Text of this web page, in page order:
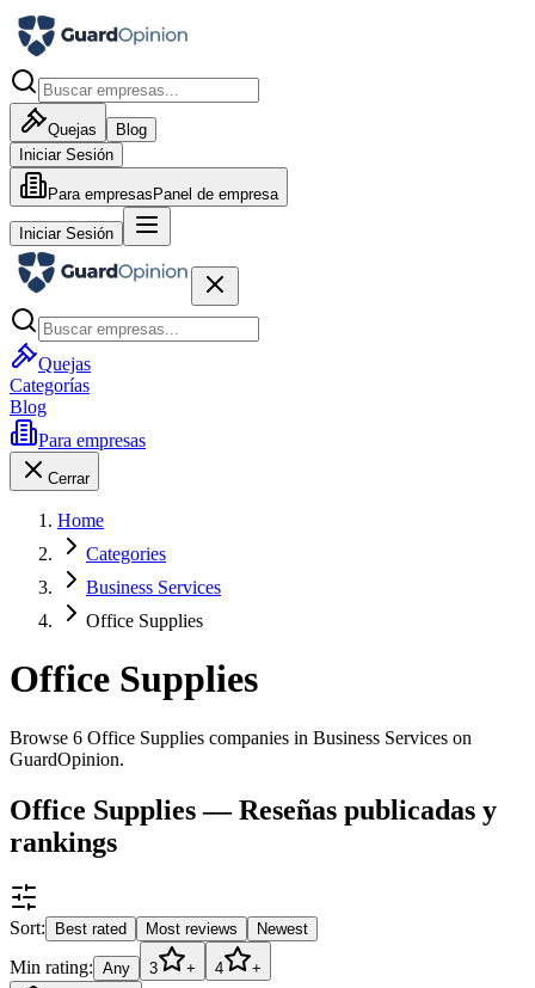
Quejas
Blog
Iniciar Sesión
Para empresas Panel de empresa
Iniciar Sesión
Quejas
Categorías
Blog
Para empresas
Cerrar
Home
Categories
Business Services
Office Supplies
Office Supplies
Browse 6 Office Supplies companies in Business Services on
GuardOpinion.
Office Supplies — Reseñas publicadas y
rankings
Sort: Best rated Most reviews Newest
Min rating: Any 3 + 4 +